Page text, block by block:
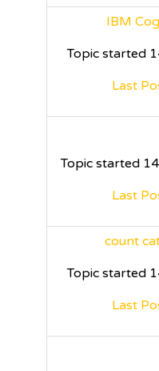
IBM
Topic started
Last
Topic started
Last
count
Topic started
Last